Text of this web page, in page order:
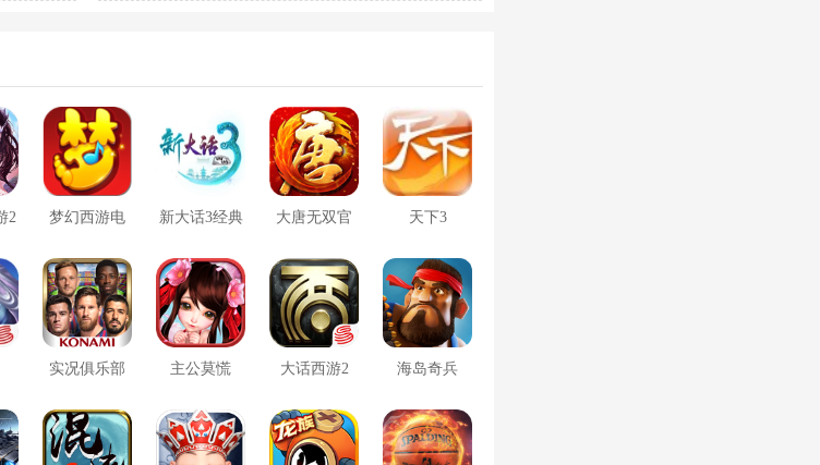
2 梦幻西游电 新大话3经典 大唐无双官 天下3
实况俱乐部 主公莫慌 大话西游2 海岛奇兵